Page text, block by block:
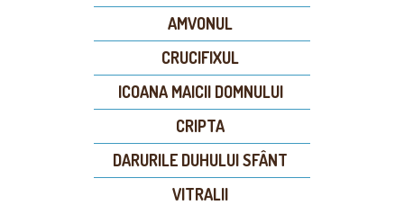
AMVONUL
CRUCIFIXUL
ICOANA MAICII DOMNULUI
CRIPTA
DARURILE DUHULUI SFÂNT
VITRALII